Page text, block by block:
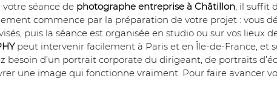
votre séance de photographe entreprise à Châtillon, il suffit
commence par la préparation de votre projet : vous
puis la séance est organisée en studio ou sur vos lieux
peut intervenir facilement à Paris et en Île-de-France, et
besoin d’un portrait corporate du dirigeant, de portraits
une image qui fonctionne vraiment. Pour faire avancer